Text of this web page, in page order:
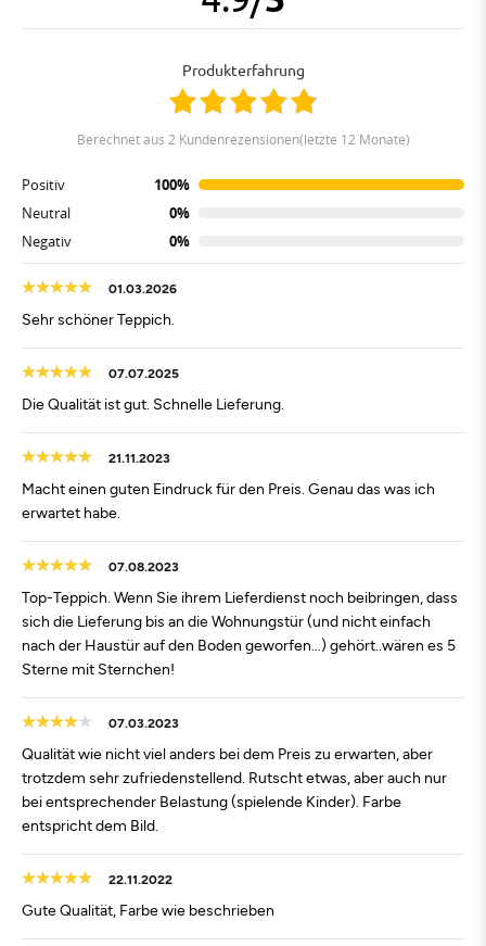
Produkterfahrung
berechnet aus 2 Kundenrezensionen(letzte 12 Monate)
Positiv
100%
Neutral
0%
Negativ
0%
01.03.2026
Sehr schöner Teppich.
07.07.2025
Die Qualität ist gut. Schnelle Lieferung.
21.11.2023
Macht einen guten Eindruck für den Preis. Genau das was ich
erwartet habe.
07.08.2023
Top-Teppich. Wenn Sie ihrem Lieferdienst noch beibringen, dass
sich die Lieferung bis an die Wohnungstür (und nicht einfach
nach der Haustür auf den Boden geworfen…) gehört..wären es 5
Sterne mit Sternchen!
07.03.2023
Qualität wie nicht viel anders bei dem Preis zu erwarten, aber
trotzdem sehr zufriedenstellend. Rutscht etwas, aber auch nur
bei entsprechender Belastung (spielende Kinder). Farbe
entspricht dem Bild.
22.11.2022
Gute Qualität, Farbe wie beschrieben